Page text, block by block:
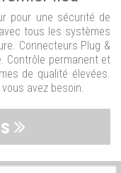
pour une sécurité de
tous les systèmes
Connecteurs Plug &
Contrôle permanent et
de qualité élevées.
avez besoin.